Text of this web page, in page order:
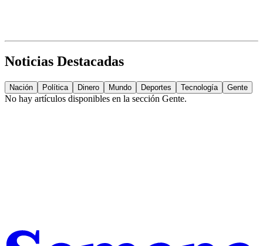
Noticias Destacadas
Nación Política Dinero Mundo Deportes Tecnología Gente
No hay artículos disponibles en la sección Gente.